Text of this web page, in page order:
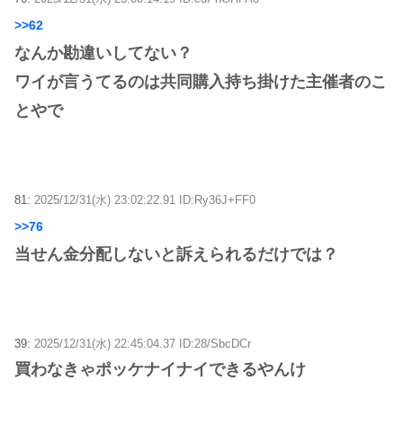
>>62
なんか勘違いしてない？
ワイが言うてるのは共同購入持ち掛けた主催者のこ
とやで
81: 2025/12/31(水) 23:02:22.91 ID:Ry36J+FF0
>>76
当せん金分配しないと訴えられるだけでは？
39: 2025/12/31(水) 22:45:04.37 ID:28/SbcDCr
買わなきゃポッケナイナイできるやんけ